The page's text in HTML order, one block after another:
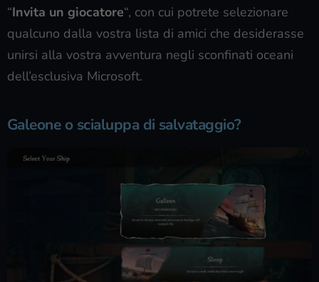
“Invita un giocatore“, con cui potrete selezionare
qualcuno dalla vostra lista di amici che desiderasse
unirsi alla vostra avventura negli sconfinati oceani
dell’esclusiva Microsoft.
Galeone o scialuppa di salvataggio?